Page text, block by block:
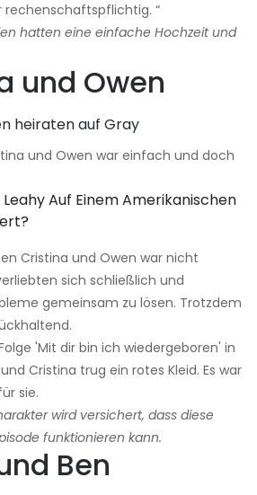
“
hatten eine einfache Hochzeit und
und Owen
und Owen war einfach und doch
Auf Einem Amerikanischen
Cristina und Owen war nicht
sich schließlich und
gemeinsam zu lösen. Trotzdem
'Mit dir bin ich wiedergeboren' in
Cristina trug ein rotes Kleid. Es war
sie.
wird versichert, dass diese
funktionieren kann.
Ben